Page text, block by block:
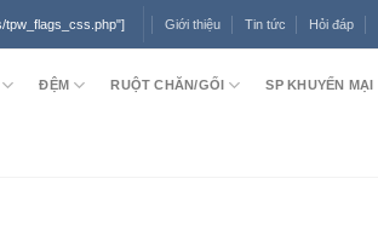
tpw_flags_css.php"] Giới thiệu Tin tức Hỏi đáp
ĐỆM RUỘT CHĂN/GỐI SP KHUYẾN MẠI